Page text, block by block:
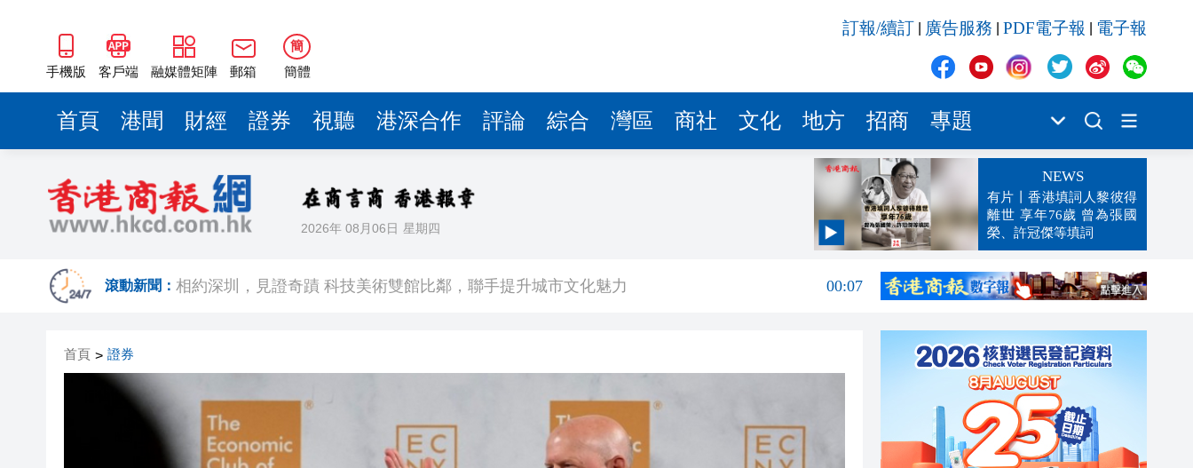
手機版 客戶端 融媒體矩陣 郵箱
簡
簡體
訂報/續訂 廣告服務 PDF電子報 電子報
首頁 港聞 財經 證券 視聽 港深合作 評論 綜合 灣區 商社 文化 地方 招商 專題
2026年 08月06日 星期四
NEWS
有片丨香港填詞人黎彼得
離世 享年76歲 曾為張國
榮、許冠傑等填詞
滾動新聞：
00:19
相約深圳，見證奇蹟 科技美術雙館比鄰，聯手提升城市文化魅力
00:07
有片丨孕婦羊水破裂即將臨盆 正遇晚高峰 情況危急 鐵騎交警一路開道護送
東涌巴士撞電單車 巴士司機涉危駕被捕
首頁 > 證券